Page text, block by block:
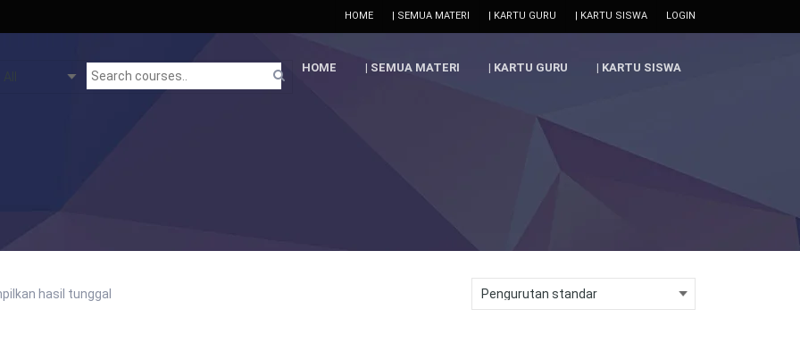
LOGIN
HOME | SEMUA MATERI | KARTU GURU | KARTU SISWA
HOME | SEMUA MATERI | KARTU GURU | KARTU SISWA
hasil tunggal